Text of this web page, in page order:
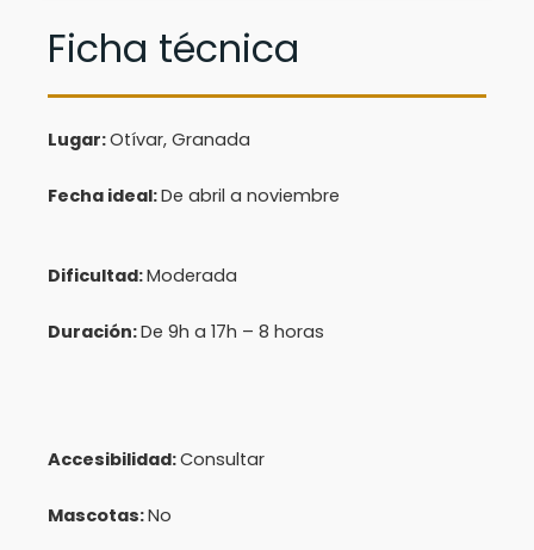
Ficha técnica
Lugar:Otívar, Granada
Fecha ideal:De abril a noviembre
Dificultad:Moderada
Duración:De 9h a 17h – 8 horas
Accesibilidad:Consultar
Mascotas:No